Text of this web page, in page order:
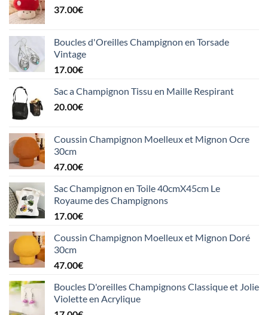
37.00€
Boucles d'Oreilles Champignon en Torsade
Vintage
17.00€
Sac a Champignon Tissu en Maille Respirant
20.00€
Coussin Champignon Moelleux et Mignon Ocre
30cm
47.00€
Sac Champignon en Toile 40cmX45cm Le
Royaume des Champignons
17.00€
Coussin Champignon Moelleux et Mignon Doré
30cm
47.00€
Boucles D'oreilles Champignons Classique et Jolie
Violette en Acrylique